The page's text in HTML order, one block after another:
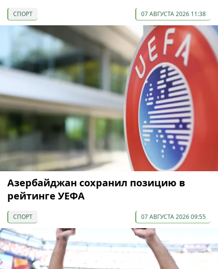
СПОРТ 07 АВГУСТА 2026 11:38
Азербайджан сохранил позицию в
рейтинге УЕФА
СПОРТ 07 АВГУСТА 2026 09:55